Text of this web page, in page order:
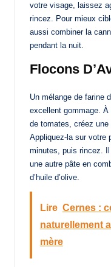
votre visage, laissez
rincez. Pour mieux
aussi combiner la
pendant la nuit.
Flocons
Un mélange de farine
excellent gommage. À
de tomates, créez une
Appliquez-la sur votre
minutes, puis rincez.
une autre pâte en
d’huile d’olive.
Lire Cernes :
naturellement
mère